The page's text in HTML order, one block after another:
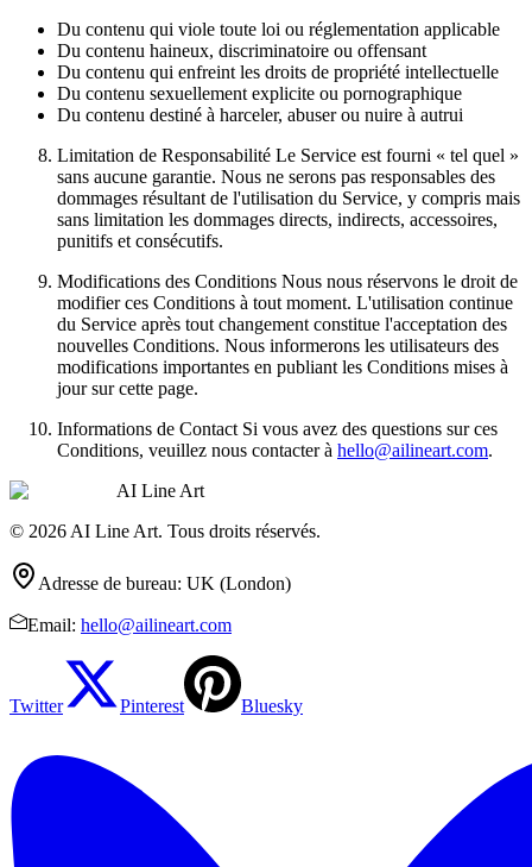
Du contenu qui viole toute loi ou réglementation applicable
Du contenu haineux, discriminatoire ou offensant
Du contenu qui enfreint les droits de propriété intellectuelle
Du contenu sexuellement explicite ou pornographique
Du contenu destiné à harceler, abuser ou nuire à autrui
Limitation de Responsabilité Le Service est fourni « tel quel »
sans aucune garantie. Nous ne serons pas responsables des
dommages résultant de l'utilisation du Service, y compris mais
sans limitation les dommages directs, indirects, accessoires,
punitifs et consécutifs.
Modifications des Conditions Nous nous réservons le droit de
modifier ces Conditions à tout moment. L'utilisation continue
du Service après tout changement constitue l'acceptation des
nouvelles Conditions. Nous informerons les utilisateurs des
modifications importantes en publiant les Conditions mises à
jour sur cette page.
Informations de Contact Si vous avez des questions sur ces
Conditions, veuillez nous contacter à hello@ailineart.com.
AI Line Art
© 2026 AI Line Art. Tous droits réservés.
Adresse de bureau: UK (London)
Email: hello@ailineart.com
Twitter Pinterest Bluesky